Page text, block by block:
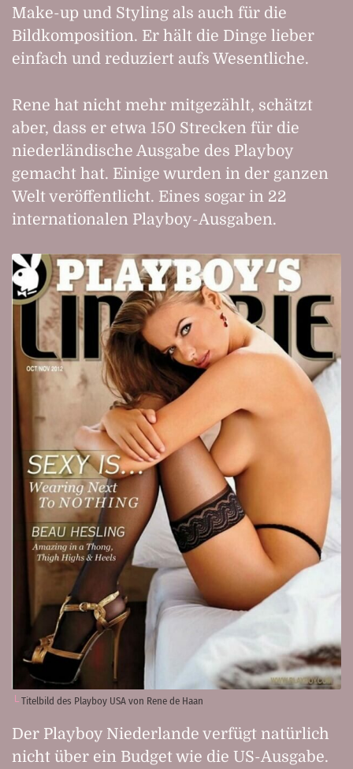
Make-up und Styling als auch für die
Bildkomposition. Er hält die Dinge lieber
einfach und reduziert aufs Wesentliche.
Rene hat nicht mehr mitgezählt, schätzt
aber, dass er etwa 150 Strecken für die
niederländische Ausgabe des Playboy
gemacht hat. Einige wurden in der ganzen
Welt veröffentlicht. Eines sogar in 22
internationalen Playboy-Ausgaben.
Titelbild des Playboy USA von Rene de Haan
Der Playboy Niederlande verfügt natürlich
nicht über ein Budget wie die US-Ausgabe.